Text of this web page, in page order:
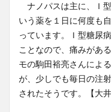
ナノパスは主に、Ｉ
いう薬を１日に何度も
っています。Ｉ型糖尿
ことなので、痛みがあ
モの駒田裕亮さんによ
が、少しでも毎日の注
されたそうです。【大井